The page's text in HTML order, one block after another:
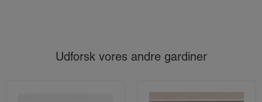
Udforsk vores andre gardiner